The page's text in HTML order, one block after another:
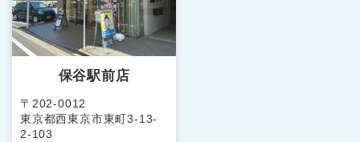
保谷駅前店
〒202-0012
東京都西東京市東町3-13-
2-103